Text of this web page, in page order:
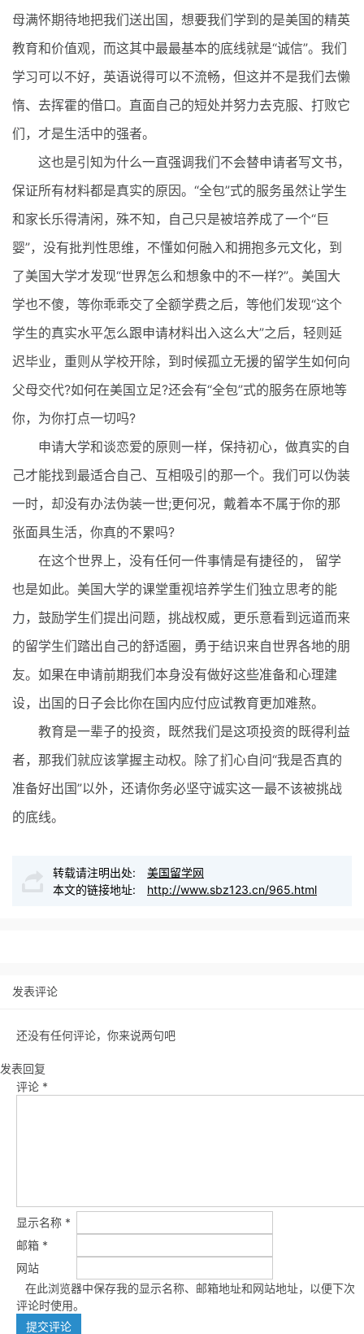
母满怀期待地把我们送出国，想要我们学到的是美国的精英
教育和价值观，而这其中最最基本的底线就是“诚信”。我们
学习可以不好，英语说得可以不流畅，但这并不是我们去懒
惰、去挥霍的借口。直面自己的短处并努力去克服、打败它
们，才是生活中的强者。
这也是引知为什么一直强调我们不会替申请者写文书，
保证所有材料都是真实的原因。“全包”式的服务虽然让学生
和家长乐得清闲，殊不知，自己只是被培养成了一个“巨
婴”，没有批判性思维，不懂如何融入和拥抱多元文化，到
了美国大学才发现“世界怎么和想象中的不一样?”。美国大
学也不傻，等你乖乖交了全额学费之后，等他们发现“这个
学生的真实水平怎么跟申请材料出入这么大”之后，轻则延
迟毕业，重则从学校开除，到时候孤立无援的留学生如何向
父母交代?如何在美国立足?还会有“全包”式的服务在原地等
你，为你打点一切吗?
申请大学和谈恋爱的原则一样，保持初心，做真实的自
己才能找到最适合自己、互相吸引的那一个。我们可以伪装
一时，却没有办法伪装一世;更何况，戴着本不属于你的那
张面具生活，你真的不累吗?
在这个世界上，没有任何一件事情是有捷径的， 留学
也是如此。美国大学的课堂重视培养学生们独立思考的能
力，鼓励学生们提出问题，挑战权威，更乐意看到远道而来
的留学生们踏出自己的舒适圈，勇于结识来自世界各地的朋
友。如果在申请前期我们本身没有做好这些准备和心理建
设，出国的日子会比你在国内应付应试教育更加难熬。
教育是一辈子的投资，既然我们是这项投资的既得利益
者，那我们就应该掌握主动权。除了扪心自问“我是否真的
准备好出国”以外，还请你务必坚守诚实这一最不该被挑战
的底线。
转载请注明出处:
美国留学网
本文的链接地址:
http://www.sbz123.cn/965.html
发表评论
还没有任何评论，你来说两句吧
发表回复
评论 *
显示名称 *
邮箱 *
网站
在此浏览器中保存我的显示名称、邮箱地址和网站地址，以便下次
评论时使用。